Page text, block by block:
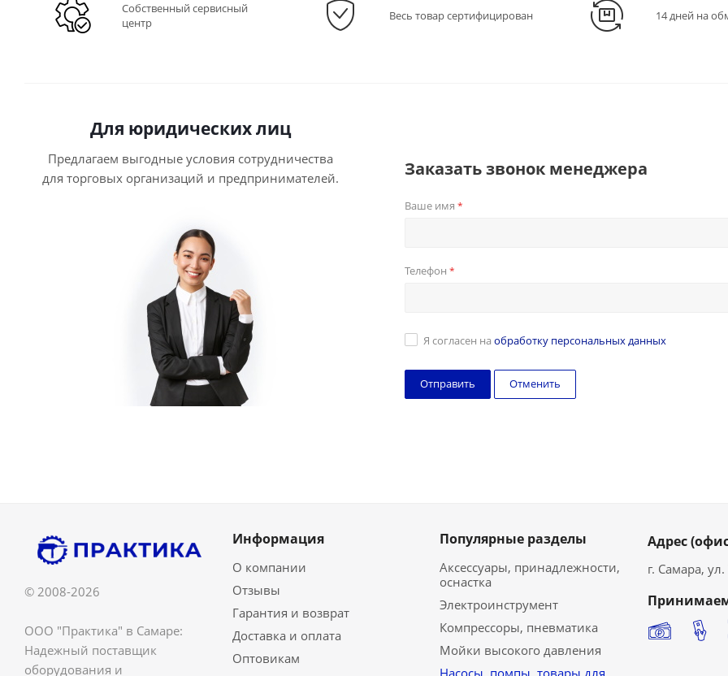
Собственный сервисный
центр
Весь товар сертифицирован 14 дней на
Для юридических лиц
Предлагаем выгодные условия сотрудничества
для торговых организаций и предпринимателей.
Заказать звонок менеджера
Ваше имя *
Телефон *
Я согласен на обработку персональных данных
Отменить
© 2008-2026
ООО "Практика" в Самаре:
Надежный поставщик
оборудования и
Информация
О компании
Отзывы
Гарантия и возврат
Доставка и оплата
Оптовикам
Популярные разделы
Аксессуары, принадлежности,
оснастка
Электроинструмент
Компрессоры, пневматика
Мойки высокого давления
Насосы, помпы, товары для
Адрес
г. Самара,